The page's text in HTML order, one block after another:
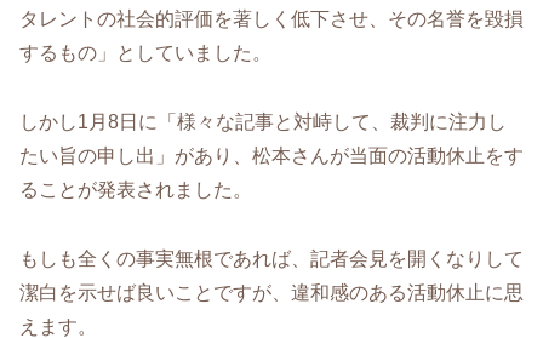
タレントの社会的評価を著しく低下させ、その名誉を毀損
するもの」としていました。
しかし1月8日に「様々な記事と対峙して、裁判に注力し
たい旨の申し出」があり、松本さんが当面の活動休止をす
ることが発表されました。
もしも全くの事実無根であれば、記者会見を開くなりして
潔白を示せば良いことですが、違和感のある活動休止に思
えます。